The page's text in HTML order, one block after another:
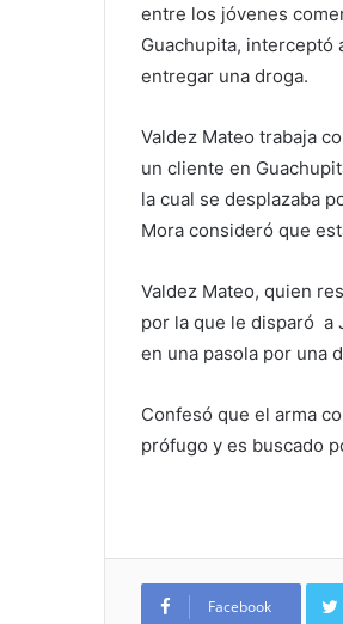
entre los jóvenes
Guachupita, interceptó
entregar una droga.
Valdez Mateo trabaja
un cliente en
la cual se desplazaba
Mora consideró que
Valdez Mateo, quien
por la que le disparó a
en una pasola por una
Confesó que el arma
prófugo y es buscado
Facebook